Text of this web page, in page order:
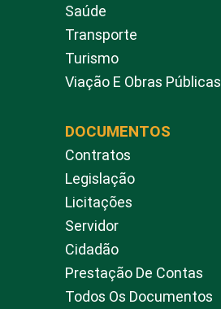
Saúde
Transporte
Turismo
Viação E Obras Públicas
DOCUMENTOS
Contratos
Legislação
Licitações
Servidor
Cidadão
Prestação De Contas
Todos Os Documentos